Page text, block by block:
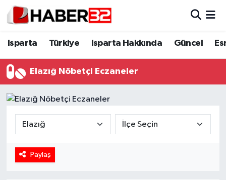
Isparta Türkiye Isparta Hakkında Güncel
Elazığ Nöbetçi Eczaneler
Paylaş
Isparta
ASAYİŞ
Isparta Nöbetçi Eczaneler
Süper Lig Puan Durumu ve Fikstür